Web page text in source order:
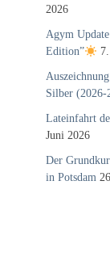
2026
Agym
Edition”
Silber (2026-
Lateinfahrt
Juni 2026
Der
in Potsdam